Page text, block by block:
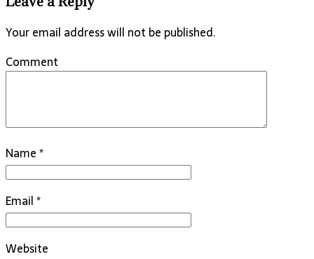
Your email address will not be published.
Comment
Name*
Email*
Website